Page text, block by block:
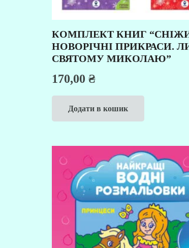
КОМПЛЕКТ КНИГ
НОВОРІЧНІ ПРИКРАСИ.
СВЯТОМУ МИКОЛАЮ”
170,00 ₴
Додати в кошик